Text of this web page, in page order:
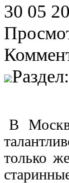
30 05
Раздел:
В
только